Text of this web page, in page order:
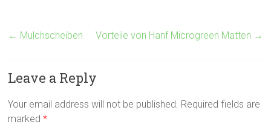
← Mulchscheiben Vorteile von Hanf Microgreen Matten →
Leave a Reply
Your email address will not be published. Required fields are
marked*